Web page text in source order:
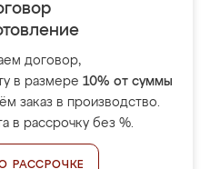
договор,
в размере 10% от суммы
заказ в производство.
в рассрочку без %.
РАССРОЧКЕ